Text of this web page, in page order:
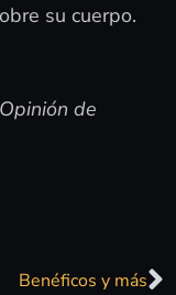
su cuerpo.
de
Benéficos y más